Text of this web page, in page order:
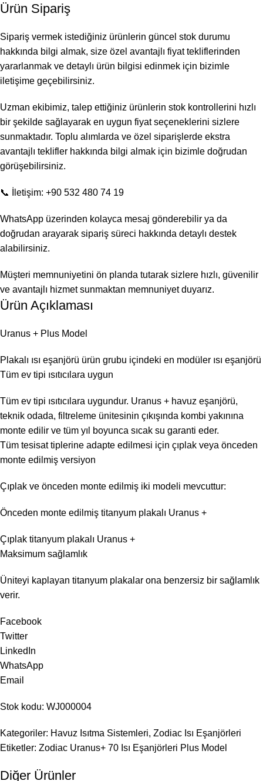
Ürün Sipariş
Sipariş vermek istediğiniz ürünlerin güncel stok durumu
hakkında bilgi almak, size özel avantajlı fiyat tekliflerinden
yararlanmak ve detaylı ürün bilgisi edinmek için bizimle
iletişime geçebilirsiniz.
Uzman ekibimiz, talep ettiğiniz ürünlerin stok kontrollerini hızlı
bir şekilde sağlayarak en uygun fiyat seçeneklerini sizlere
sunmaktadır. Toplu alımlarda ve özel siparişlerde ekstra
avantajlı teklifler hakkında bilgi almak için bizimle doğrudan
görüşebilirsiniz.
📞 İletişim: +90 532 480 74 19
WhatsApp üzerinden kolayca mesaj gönderebilir ya da
doğrudan arayarak sipariş süreci hakkında detaylı destek
alabilirsiniz.
Müşteri memnuniyetini ön planda tutarak sizlere hızlı, güvenilir
ve avantajlı hizmet sunmaktan memnuniyet duyarız.
Ürün Açıklaması
Uranus + Plus Model
Plakalı ısı eşanjörü ürün grubu içindeki en modüler ısı eşanjörü
Tüm ev tipi ısıtıcılara uygun
Tüm ev tipi ısıtıcılara uygundur. Uranus + havuz eşanjörü,
teknik odada, filtreleme ünitesinin çıkışında kombi yakınına
monte edilir ve tüm yıl boyunca sıcak su garanti eder.
Tüm tesisat tiplerine adapte edilmesi için çıplak veya önceden
monte edilmiş versiyon
Çıplak ve önceden monte edilmiş iki modeli mevcuttur:
Önceden monte edilmiş titanyum plakalı Uranus +
Çıplak titanyum plakalı Uranus +
Maksimum sağlamlık
Üniteyi kaplayan titanyum plakalar ona benzersiz bir sağlamlık
verir.
Facebook
Twitter
LinkedIn
WhatsApp
Email
Stok kodu: WJ000004
Kategoriler: Havuz Isıtma Sistemleri, Zodiac Isı Eşanjörleri
Etiketler: Zodiac Uranus+ 70 Isı Eşanjörleri Plus Model
Diğer Ürünler